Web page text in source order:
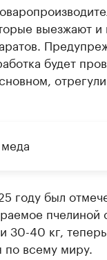
выезжают и
будет
году был
пчелиной
40 кг,
по всему миру.